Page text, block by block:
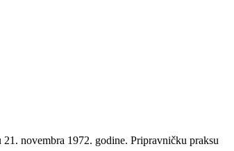
novembra 1972. godine. Pripravničku praksu